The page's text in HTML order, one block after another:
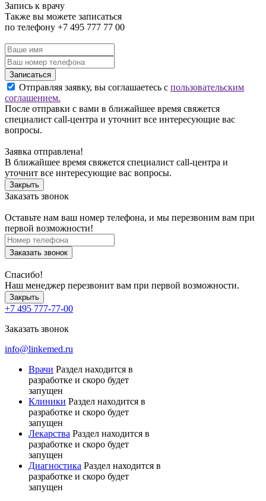
Запись к врачу
Также вы можете записаться
по телефону +7 495 777 77 00
Записаться
Отправляя заявку, вы соглашаетесь с пользовательским
соглашением.
После отправки с вами в ближайшее время свяжется
специалист call-центра и уточнит все интересующие вас
вопросы.
Заявка отправлена!
В ближайшее время свяжется специалист call-центра и
уточнит все интересующие вас вопросы.
Закрыть
Заказать звонок
Оставьте нам ваш номер телефона, и мы перезвоним вам при
первой возможности!
Заказать звонок
Спасибо!
Наш менеджер перезвонит вам при первой возможности.
Закрыть
+7 495 777-77-00
Заказать звонок
info@linkemed.ru
Врачи Раздел находится в
разработке и скоро будет
запущен
Клиники Раздел находится в
разработке и скоро будет
запущен
Лекарства Раздел находится в
разработке и скоро будет
запущен
Диагностика Раздел находится в
разработке и скоро будет
запущен